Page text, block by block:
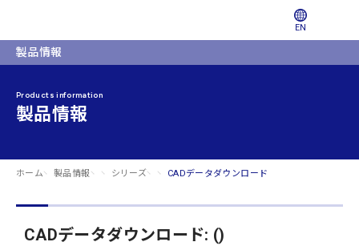
EN
製品情報
Products information
製品情報
ホーム 製品情報 シリーズ CADデータダウンロード
CADデータダウンロード: ()